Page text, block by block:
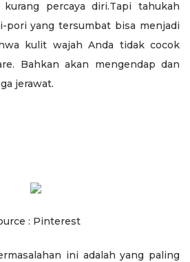
kurang percaya diri.Tapi tahukah
pori yang tersumbat bisa menjadi
kulit wajah Anda tidak cocok
Bahkan akan mengendap dan
jerawat.
: Pinterest
ini adalah yang paling